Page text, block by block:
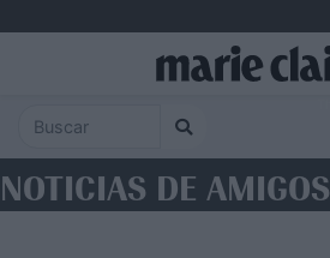
NOTICIAS DE AMIGOS